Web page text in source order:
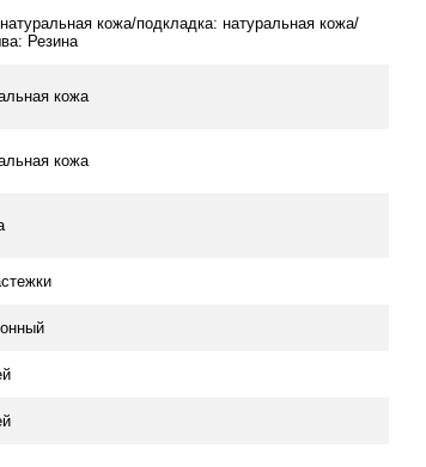
кожа/подкладка: натуральная кожа/
Резина
кожа
кожа